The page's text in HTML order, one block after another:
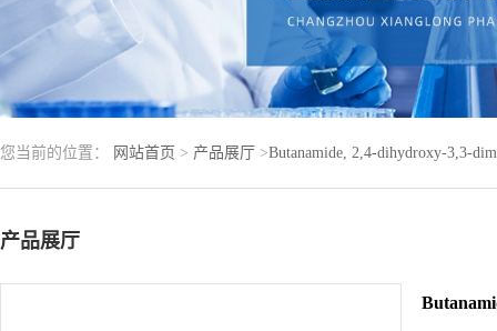
您当前的位置： 网站首页 > 产品展厅 >Butanamide, 2,4-dihydroxy-3,3-
产品展厅